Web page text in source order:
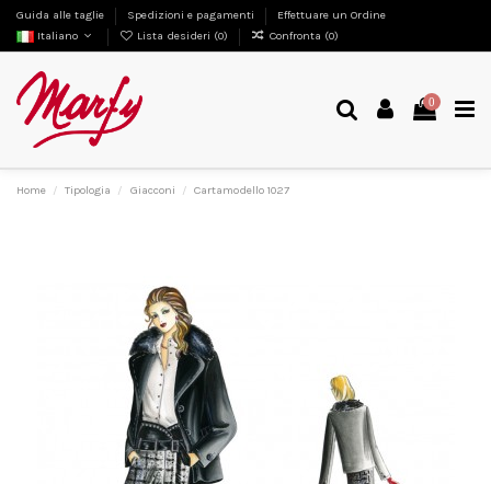
Guida alle taglie Spedizioni e pagamenti
Effettuare un Ordine
Italiano
Lista desideri (0) Confronta (0)
0
Home Tipologia Giacconi Cartamodello 1027